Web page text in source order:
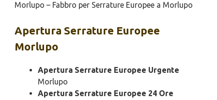
Morlupo – Fabbro per Serrature Europee a Morlupo
Apertura Serrature Europee
Morlupo
Apertura Serrature Europee Urgente
Morlupo
Apertura Serrature Europee 24 Ore